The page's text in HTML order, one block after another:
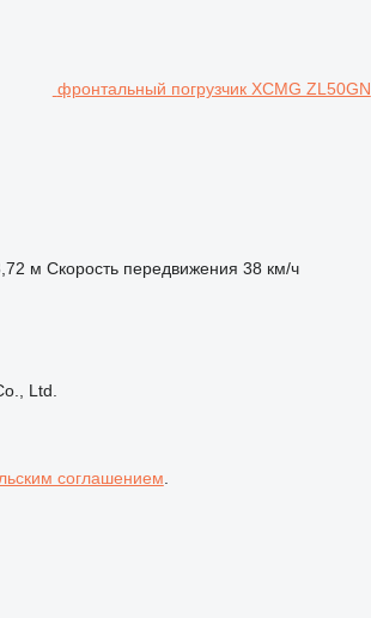
фронтальный погрузчик XCMG ZL50GN
м Скорость передвижения 38 км/ч
Ltd.
соглашением